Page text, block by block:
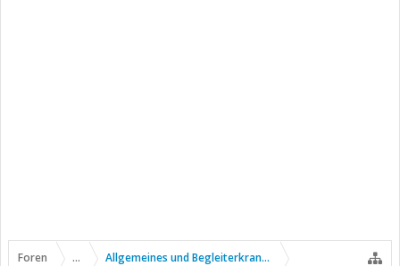
Foren ... Allgemeines und Begleiterkrankungen